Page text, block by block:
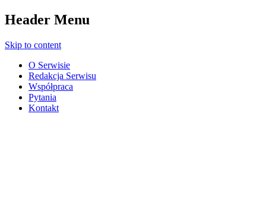
Header Menu
Skip to content
O Serwisie
Redakcja Serwisu
Współpraca
Pytania
Kontakt